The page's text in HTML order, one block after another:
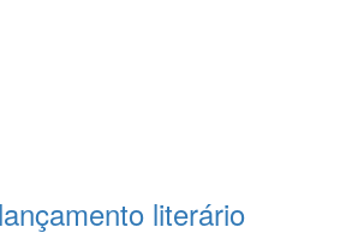
literário